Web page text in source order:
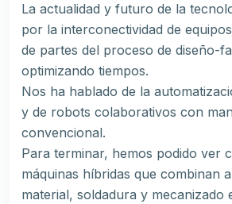
La actualidad y futuro de la
por la interconectividad de
de partes del proceso de diseño-
optimizando tiempos.
Nos ha hablado de la
y de robots colaborativos con
convencional.
Para terminar, hemos podido ver
máquinas híbridas que combinan
material, soldadura y mecanizado